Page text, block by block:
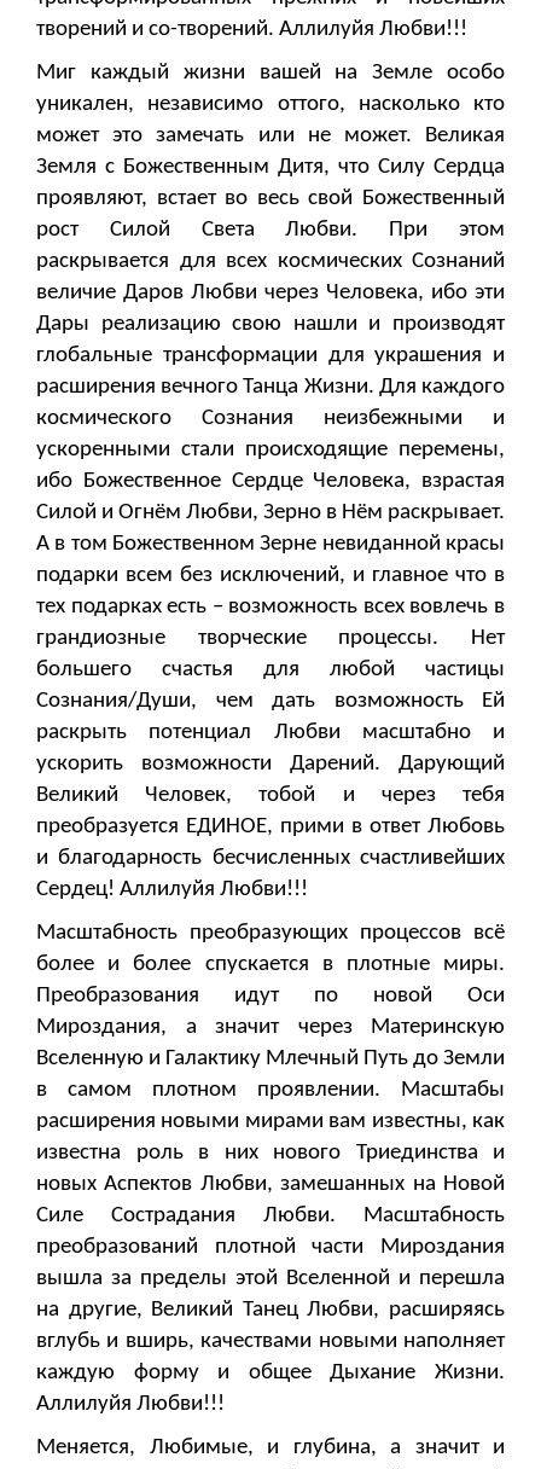
творений и со-творений. Аллилуйя Любви!!!
Миг каждый жизни вашей на Земле особо
уникален, независимо оттого, насколько кто
может это замечать или не может. Великая
Земля с Божественным Дитя, что Силу Сердца
проявляют, встает во весь свой Божественный
рост Силой Света Любви. При этом
раскрывается для всех космических Сознаний
величие Даров Любви через Человека, ибо эти
Дары реализацию свою нашли и производят
глобальные трансформации для украшения и
расширения вечного Танца Жизни. Для каждого
космического Сознания неизбежными и
ускоренными стали происходящие перемены,
ибо Божественное Сердце Человека, взрастая
Силой и Огнём Любви, Зерно в Нём раскрывает.
А в том Божественном Зерне невиданной красы
подарки всем без исключений, и главное что в
тех подарках есть – возможность всех вовлечь в
грандиозные творческие процессы. Нет
большего счастья для любой частицы
Сознания/Души, чем дать возможность Ей
раскрыть потенциал Любви масштабно и
ускорить возможности Дарений. Дарующий
Великий Человек, тобой и через тебя
преобразуется ЕДИНОЕ, прими в ответ Любовь
и благодарность бесчисленных счастливейших
Сердец! Аллилуйя Любви!!!
Масштабность преобразующих процессов всё
более и более спускается в плотные миры.
Преобразования идут по новой Оси
Мироздания, а значит через Материнскую
Вселенную и Галактику Млечный Путь до Земли
в самом плотном проявлении. Масштабы
расширения новыми мирами вам известны, как
известна роль в них нового Триединства и
новых Аспектов Любви, замешанных на Новой
Силе Сострадания Любви. Масштабность
преобразований плотной части Мироздания
вышла за пределы этой Вселенной и перешла
на другие, Великий Танец Любви, расширяясь
вглубь и вширь, качествами новыми наполняет
каждую форму и общее Дыхание Жизни.
Аллилуйя Любви!!!
Меняется, Любимые, и глубина, а значит и